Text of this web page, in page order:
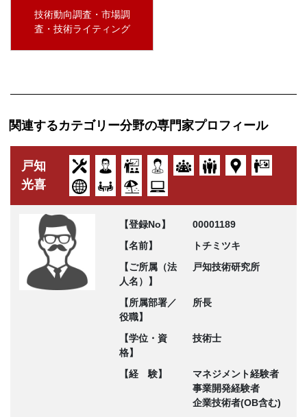
技術動向調査・市場調
査・技術ライティング
関連するカテゴリー分野の専門家プロフィール
戸知
光喜
【登録No】
00001189
【名前】
トチミツキ
【ご所属（法
人名）】
戸知技術研究所
【所属部署／
役職】
所長
【学位・資
格】
技術士
【経 験】
マネジメント経験者
事業開発経験者
企業技術者(OB含む)